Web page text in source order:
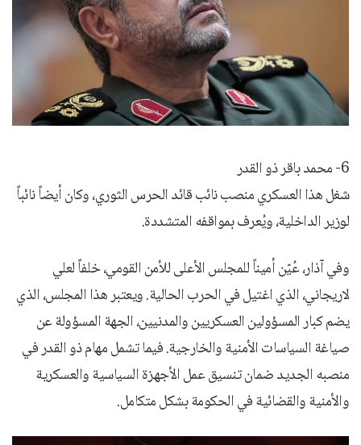
6- محمد باقر ذو القدر
شغل هذا العسكري منصب نائب قائد الحرس الثوري، وكان أيضاً نائباً
لوزير الداخلية، ويُعرف بمواقفه المتشددة.
وفي آذار، عُيّن أميناً للمجلس الأعلى للأمن القومي، خلفاً لعلي
لاريجاني، الذي اغتيل في الحرب الحالية. ويعتبر هذا المجلس، الذي
يضم كبار المسؤولين العسكريين والمدنيين، الجهة المسؤولة عن
صياغة السياسات الأمنية والخارجية. فيما تشمل مهام ذو القدر في
منصبه الجديد ضمان تنسيق عمل الأجهزة السياسية والعسكرية
والأمنية والقضائية في الحكومة بشكل متكامل.